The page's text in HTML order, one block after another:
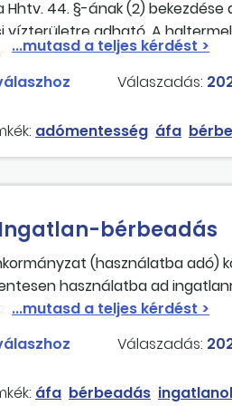
44. §-ának (2)
vízterületre adható. A
6. pontja alapján
jogának hasznosítására – a
rendelkezésekre
napijegyet, éves
kérhető-e erre
Válaszadás:
adómentesség áfa
bérbeadás
(használatba adó)
használatba ad
maradnak). A
meg kell, hogy fizesse
alapján kerül meghatározott
összeget számlázták ki
Válaszadás:
áfa bérbeadás